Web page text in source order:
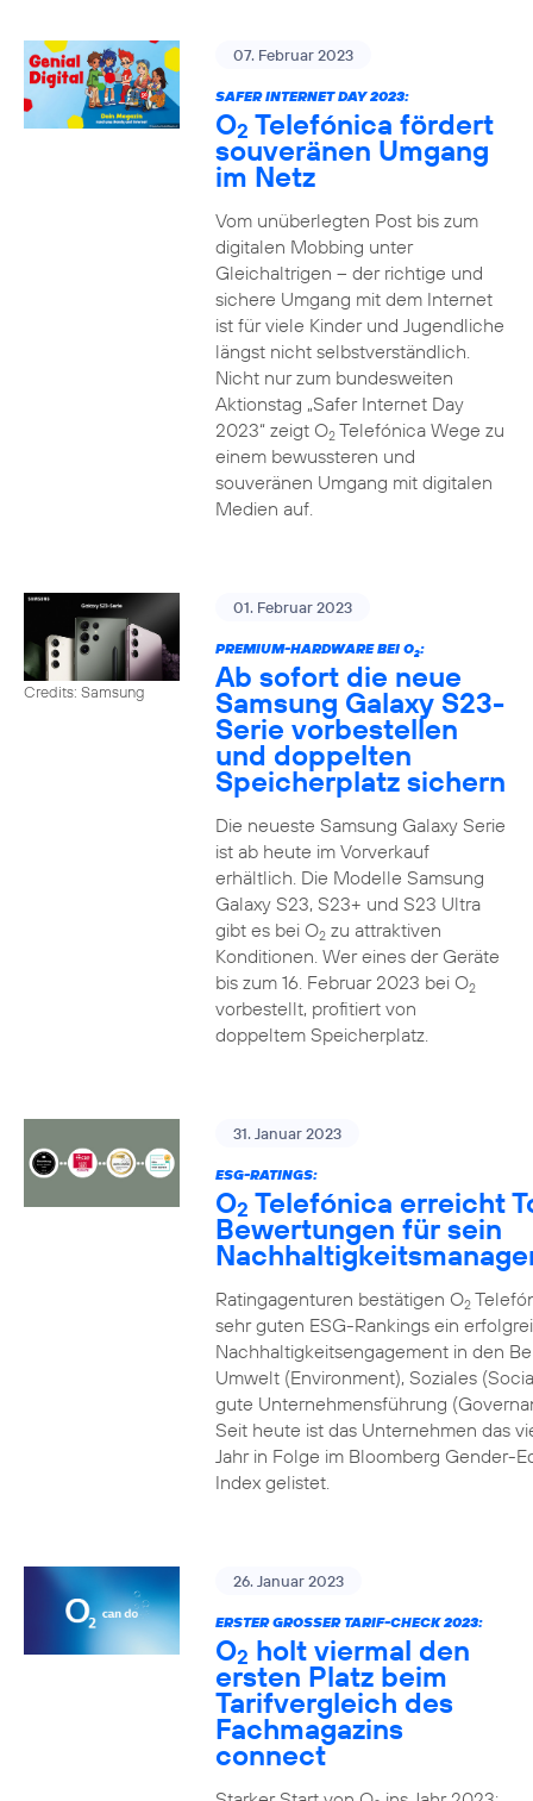
07. Februar 2023
SAFER INTERNET DAY 2023:
O2 Telefónica fördert
souveränen Umgang
im Netz
Vom unüberlegten Post bis zum
digitalen Mobbing unter
Gleichaltrigen – der richtige und
sichere Umgang mit dem Internet
ist für viele Kinder und Jugendliche
längst nicht selbstverständlich.
Nicht nur zum bundesweiten
Aktionstag „Safer Internet Day
2023“ zeigt O2Telefónica Wege zu
einem bewussteren und
souveränen Umgang mit digitalen
Medien auf.
Credits: Samsung
01. Februar 2023
PREMIUM-HARDWARE BEI O2:
Ab sofort die neue
Samsung Galaxy S23-
Serie vorbestellen
und doppelten
Speicherplatz sichern
Die neueste Samsung Galaxy Serie
ist ab heute im Vorverkauf
erhältlich. Die Modelle Samsung
Galaxy S23, S23+ und S23 Ultra
gibt es bei O2zu attraktiven
Konditionen. Wer eines der Geräte
bis zum 16. Februar 2023 bei O2
vorbestellt, profitiert von
doppeltem Speicherplatz.
31. Januar 2023
ESG-RATINGS:
O2 Telefónica erreicht
Bewertungen für sein
Ratingagenturen bestätigen O2
sehr guten ESG-Rankings ein
Nachhaltigkeitsengagement in den
Umwelt (Environment), Soziales
gute Unternehmensführung
Seit heute ist das Unternehmen das
Jahr in Folge im Bloomberg Gender-
Index gelistet.
26. Januar 2023
ERSTER GROSSER TARIF-CHECK 2023:
O2 holt viermal den
ersten Platz beim
Tarifvergleich des
Fachmagazins
connect